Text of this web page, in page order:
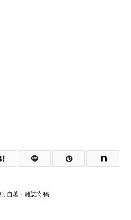
自著・雑誌寄稿